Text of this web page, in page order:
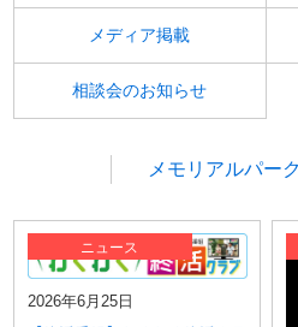
メディア掲載
相談会のお知らせ
メモリアルパー
大里メモリア
具志川メモリア
宮古島メモリア
泡瀬メモリア
ニュース
2026年6月25日